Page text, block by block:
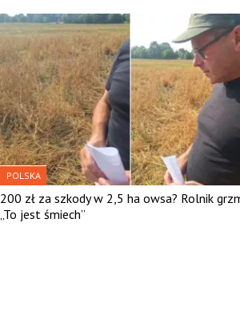
POLSKA
200 zł za szkody w 2,5 ha owsa? Rolnik
„To jest śmiech”